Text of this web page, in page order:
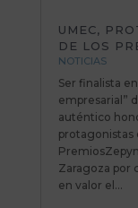
UMEC,
DE LOS
NOTICIAS
Ser finalista
empresarial”
auténtico
protagonistas
Zaragoza por
en valor el...